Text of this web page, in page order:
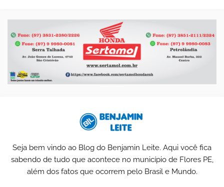
Seja bem vindo ao Blog do Benjamin Leite. Aqui você fica
sabendo de tudo que acontece no município de Flores PE,
além dos fatos que ocorrem pelo Brasil e Mundo.